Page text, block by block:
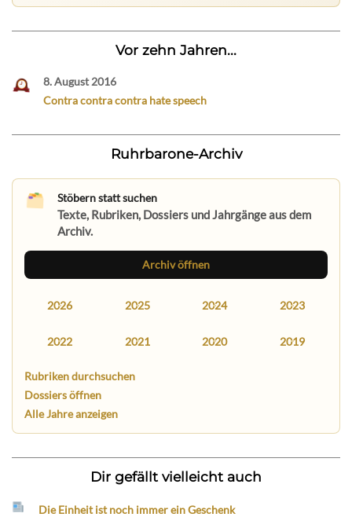
Vor zehn Jahren...
8. August 2016
Contra contra contra hate speech
Ruhrbarone-Archiv
Stöbern statt suchen
Texte, Rubriken, Dossiers und Jahrgänge aus dem
Archiv.
Archiv öffnen
2026 2025 2024 2023
2022 2021 2020 2019
Rubriken durchsuchen
Dossiers öffnen
Alle Jahre anzeigen
Dir gefällt vielleicht auch
Die Einheit ist noch immer ein Geschenk